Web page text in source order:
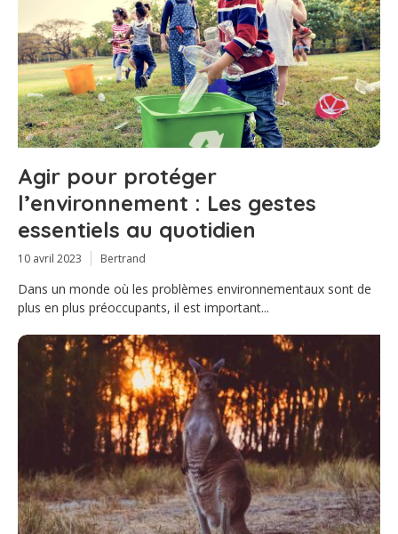
Agir pour protéger
l’environnement : Les gestes
essentiels au quotidien
10 avril 2023 Bertrand
Dans un monde où les problèmes environnementaux sont de
plus en plus préoccupants, il est important...